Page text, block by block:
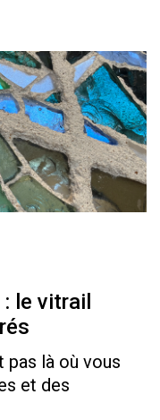
le vitrail
pas là où vous
et des